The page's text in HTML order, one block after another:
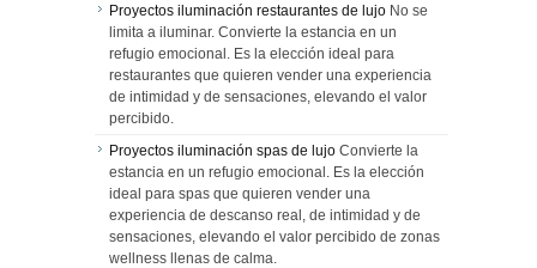
Proyectos iluminación restaurantes de lujo No se
limita a iluminar. Convierte la estancia en un
refugio emocional. Es la elección ideal para
restaurantes que quieren vender una experiencia
de intimidad y de sensaciones, elevando el valor
percibido.
Proyectos iluminación spas de lujo Convierte la
estancia en un refugio emocional. Es la elección
ideal para spas que quieren vender una
experiencia de descanso real, de intimidad y de
sensaciones, elevando el valor percibido de zonas
wellness llenas de calma.